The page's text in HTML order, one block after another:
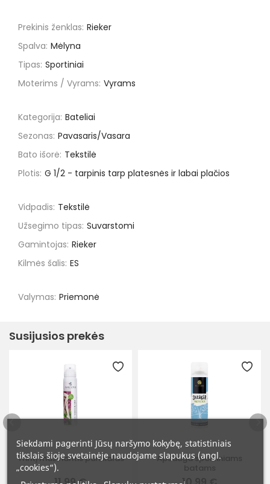
Prekinis ženklas: Rieker
Spalva: Mėlyna
Tipas: Sportiniai
Moterims / Vyrams: Vyrams
Kategorija: Bateliai
Sezonas: Pavasaris/Vasara
Bato išorė: Tekstilė
Plotis: G 1/2 - tarpinis tarp platesnės ir labai plačios
Vidpadis: Tekstilė
Užsegimo tipas: Suvarstomi
Gamintojas: Rieker
Kilmės šalis: ES
Valymas: Priemonė
Susijusios prekės
Trintį mažinantis purškalas
Apsauga sportiniams
Siekdami pagerinti Jūsų naršymo kokybę, statistiniais
tikslais šioje svetainėje naudojame slapukus (angl.
„cookies“).